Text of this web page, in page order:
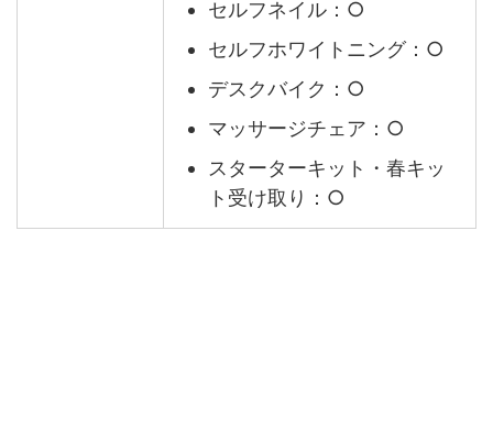
セルフネイル：○
セルフホワイトニング：○
デスクバイク：○
マッサージチェア：○
スターターキット・春キッ
ト受け取り：○